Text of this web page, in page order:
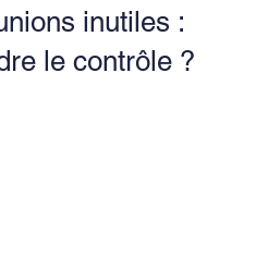
inutiles :
le contrôle ?